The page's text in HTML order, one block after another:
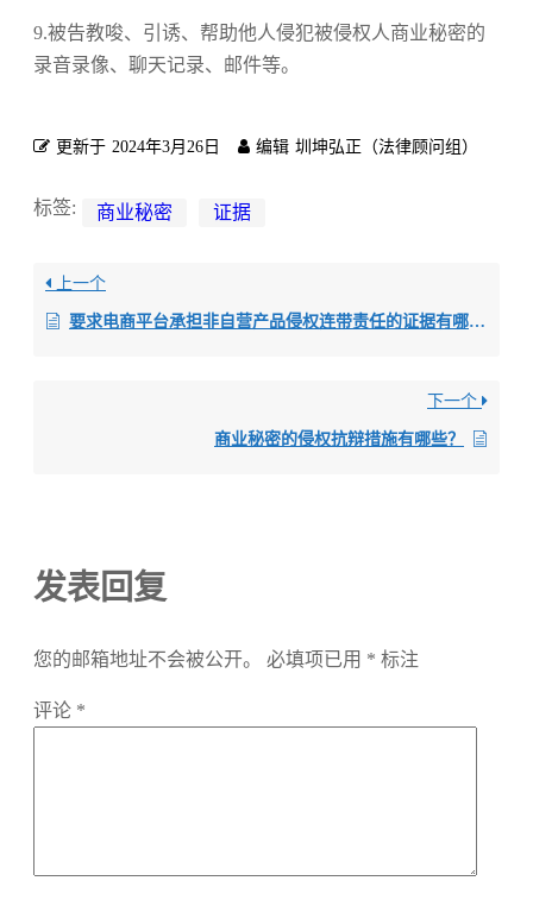
9.被告教唆、引诱、帮助他人侵犯被侵权人商业秘密的
录音录像、聊天记录、邮件等。
更新于 2024年3月26日 编辑 圳坤弘正（法律顾问组）
标签: 商业秘密 证据
上一个
要求电商平台承担非自营产品侵权连带责任的证据有哪些？
下一个
商业秘密的侵权抗辩措施有哪些？
发表回复
您的邮箱地址不会被公开。 必填项已用 * 标注
评论 *